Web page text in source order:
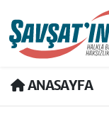
ANASAYFA
Artvin
Artvin Hava